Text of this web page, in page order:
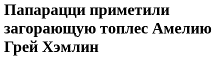
Папарацци приметили
загорающую топлес Амелию
Грей Хэмлин